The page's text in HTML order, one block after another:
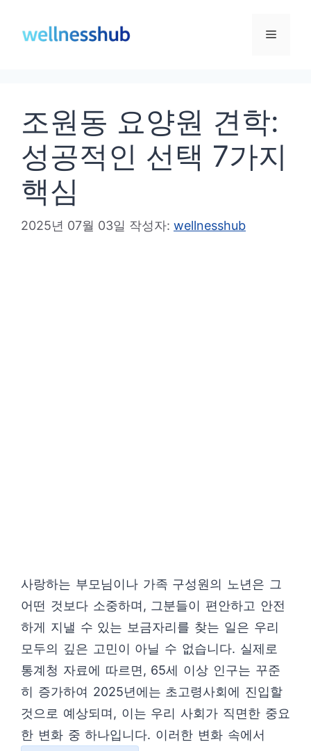
메
조원동 요양원 견학:
성공적인 선택 7가지
핵심
2025년 07월 03일 작성자: wellnesshub
사랑하는 부모님이나 가족 구성원의 노년은 그
어떤 것보다 소중하며, 그분들이 편안하고 안전
하게 지낼 수 있는 보금자리를 찾는 일은 우리
모두의 깊은 고민이 아닐 수 없습니다. 실제로
통계청 자료에 따르면, 65세 이상 인구는 꾸준
히 증가하여 2025년에는 초고령사회에 진입할
것으로 예상되며, 이는 우리 사회가 직면한 중요
한 변화 중 하나입니다. 이러한 변화 속에서